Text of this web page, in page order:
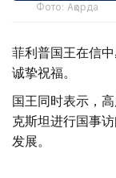
Фото: Ақорда
菲利普国王在信
诚挚祝福。
国王同时表示，
克斯坦进行国事
发展。